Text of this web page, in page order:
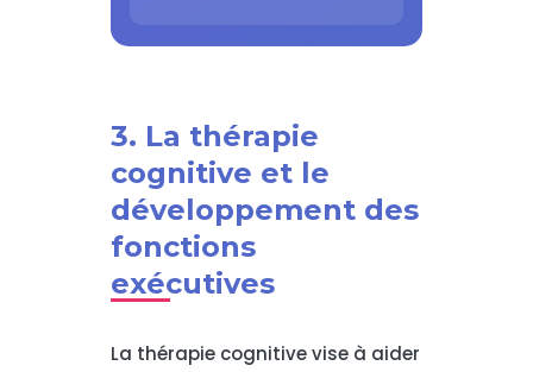
3. La thérapie
cognitive et le
développement des
fonctions
exécutives
La thérapie cognitive vise à aider